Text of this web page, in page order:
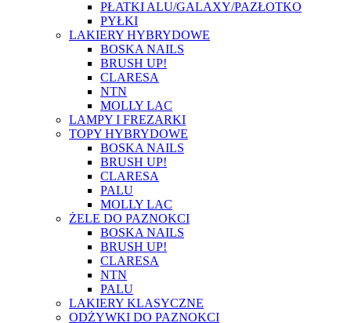
PŁATKI ALU/GALAXY/PAZŁOTKO
PYŁKI
LAKIERY HYBRYDOWE
BOSKA NAILS
BRUSH UP!
CLARESA
NTN
MOLLY LAC
LAMPY I FREZARKI
TOPY HYBRYDOWE
BOSKA NAILS
BRUSH UP!
CLARESA
PALU
MOLLY LAC
ŻELE DO PAZNOKCI
BOSKA NAILS
BRUSH UP!
CLARESA
NTN
PALU
LAKIERY KLASYCZNE
ODŻYWKI DO PAZNOKCI